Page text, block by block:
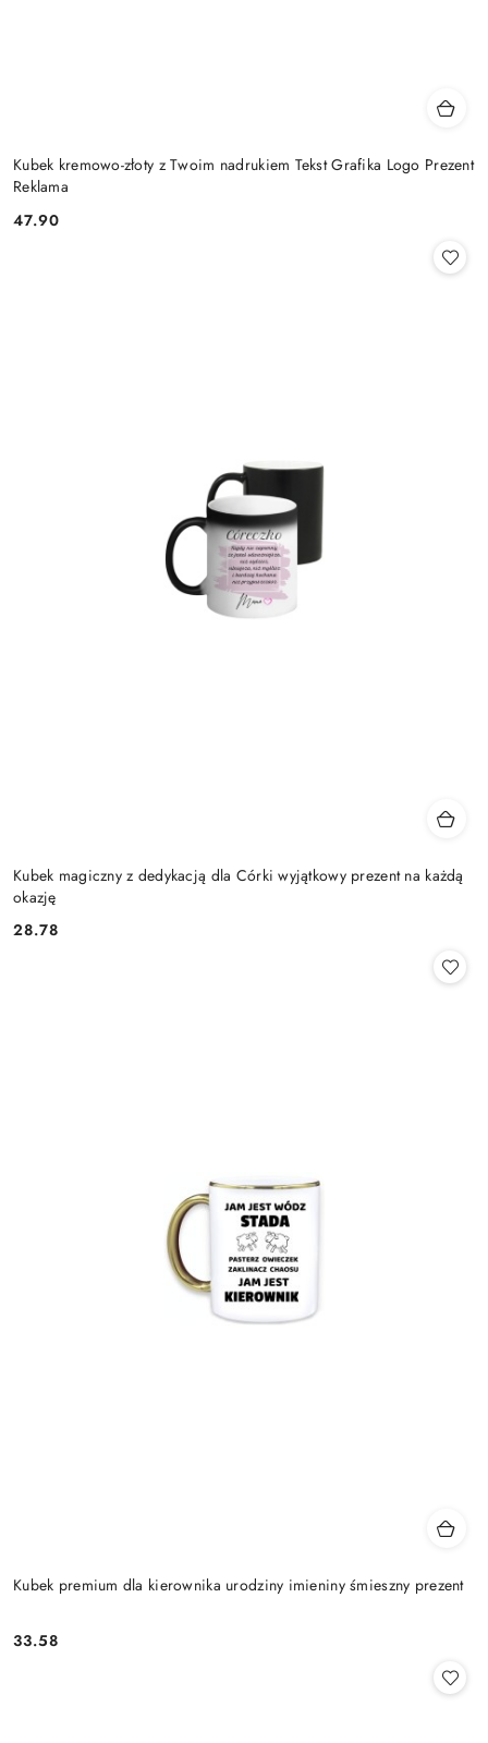
Kubek kremowo-złoty z Twoim nadrukiem Tekst Grafika Logo Prezent
Reklama
Cena:
47.90
Kubek magiczny z dedykacją dla Córki wyjątkowy prezent na każdą
okazję
Cena:
28.78
Kubek premium dla kierownika urodziny imieniny śmieszny prezent
Cena:
33.58